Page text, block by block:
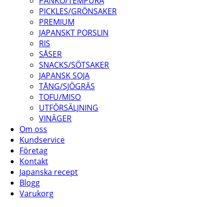
PICKLES/GRÖNSAKER
PREMIUM
JAPANSKT PORSLIN
RIS
SÅSER
SNACKS/SÖTSAKER
JAPANSK SOJA
TÅNG/SJÖGRÄS
TOFU/MISO
UTFÖRSÄLJNING
VINÄGER
Om oss
Kundservice
Företag
Kontakt
Japanska recept
Blogg
Varukorg